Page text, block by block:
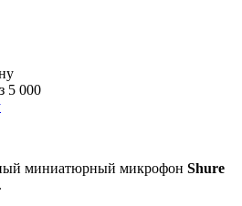
5 000
миниатюрный микрофон Shure
.